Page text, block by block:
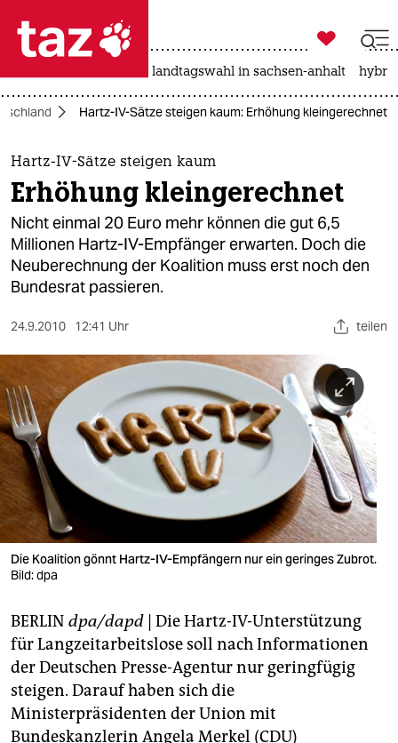
 taz zahl ich
taz zahl ich
themen
politik
öko
gesellschaft
kultur
sport
berlin
nord
wahrheit
verlag
verlag
shop
fragen & hilfe
unterstützen
abo

taz zahl ich
landtagswahl in sachsen-anhalt
Hartz-IV-Sätze steigen kaum: Erhöhung kleingerechnet
Hartz-IV-Sätze steigen kaum
Erhöhung kleingerechnet
Nicht einmal 20 Euro mehr können die gut 6,5
Millionen Hartz-IV-Empfänger erwarten. Doch die
Neuberechnung der Koalition muss erst noch den
Bundesrat passieren.
24.9.2010 12:41 Uhr teilen
Die Koalition gönnt Hartz-IV-Empfängern nur ein geringes Zubrot.
Bild: dpa
BERLIN dpa/dapd | Die Hartz-IV-Unterstützung
für Langzeitarbeitslose soll nach Informationen
der Deutschen Presse-Agentur nur geringfügig
steigen. Darauf haben sich die
Ministerpräsidenten der Union mit
Bundeskanzlerin Angela Merkel (CDU)